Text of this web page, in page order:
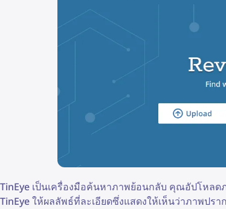
TinEye เป็นเครื่องมือค้นหาภาพย้อนกลับ คุณอัปโหล
TinEye ให้ผลลัพธ์ที่ละเอียดซึ่งแสดงให้เห็นว่าภาพปร